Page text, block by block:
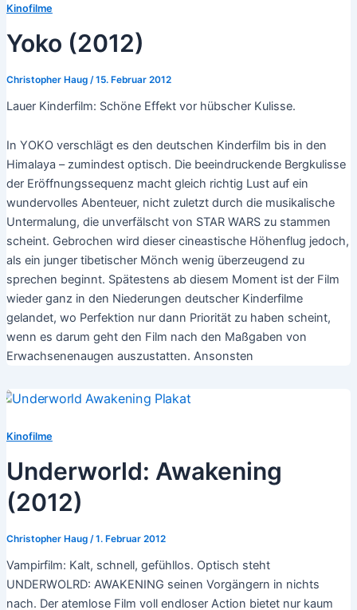
Kinofilme
Yoko (2012)
Christopher Haug /15. Februar 2012
Lauer Kinderfilm: Schöne Effekt vor hübscher Kulisse.
In YOKO verschlägt es den deutschen Kinderfilm bis in den
Himalaya – zumindest optisch. Die beeindruckende Bergkulisse
der Eröffnungssequenz macht gleich richtig Lust auf ein
wundervolles Abenteuer, nicht zuletzt durch die musikalische
Untermalung, die unverfälscht von STAR WARS zu stammen
scheint. Gebrochen wird dieser cineastische Höhenflug jedoch,
als ein junger tibetischer Mönch wenig überzeugend zu
sprechen beginnt. Spätestens ab diesem Moment ist der Film
wieder ganz in den Niederungen deutscher Kinderfilme
gelandet, wo Perfektion nur dann Priorität zu haben scheint,
wenn es darum geht den Film nach den Maßgaben von
Erwachsenenaugen auszustatten. Ansonsten
Kinofilme
Underworld: Awakening
(2012)
Christopher Haug /1. Februar 2012
Vampirfilm: Kalt, schnell, gefühllos. Optisch steht
UNDERWOLRD: AWAKENING seinen Vorgängern in nichts
nach. Der atemlose Film voll endloser Action bietet nur kaum